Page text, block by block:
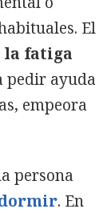
El
la fatiga
pedir ayuda
empeora
persona
. En